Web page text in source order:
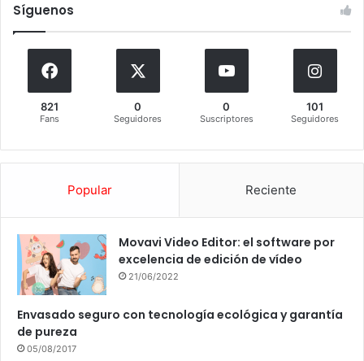
Síguenos
821
Fans
0
Seguidores
0
Suscriptores
101
Seguidores
Popular Reciente
Movavi Video Editor: el software por
excelencia de edición de vídeo
21/06/2022
Envasado seguro con tecnología ecológica y garantía
de pureza
05/08/2017